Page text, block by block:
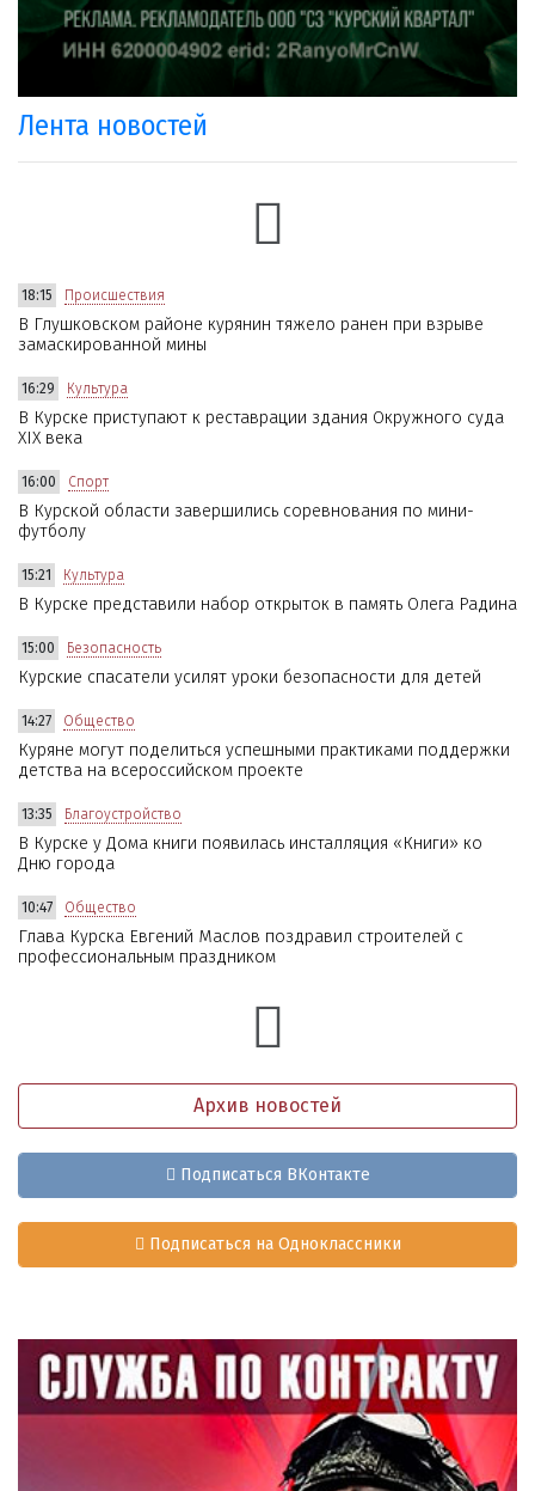
Лента новостей
18:15 Происшествия
В Глушковском районе курянин тяжело ранен при взрыве
замаскированной мины
16:29 Культура
В Курске приступают к реставрации здания Окружного суда
XIX века
16:00 Спорт
В Курской области завершились соревнования по мини-
футболу
15:21 Культура
В Курске представили набор открыток в память Олега Радина
15:00 Безопасность
Курские спасатели усилят уроки безопасности для детей
14:27 Общество
Куряне могут поделиться успешными практиками поддержки
детства на всероссийском проекте
13:35 Благоустройство
В Курске у Дома книги появилась инсталляция «Книги» ко
Дню города
10:47 Общество
Глава Курска Евгений Маслов поздравил строителей с
профессиональным праздником
Архив новостей
Подписаться ВКонтакте
Подписаться на Одноклассники